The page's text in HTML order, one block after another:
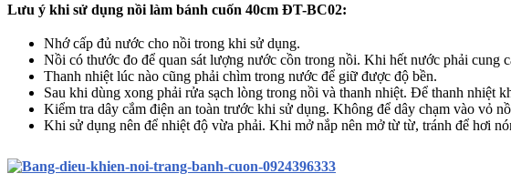
Lưu ý khi sử dụng nồi làm bánh cuốn 40cm ĐT-BC02:
Nhớ cấp đủ nước cho nồi trong khi sử dụng.
Nồi có thước đo để quan sát lượng nước cồn trong nồi. Khi hết nước phải cung
Thanh nhiệt lúc nào cũng phải chìm trong nước để giữ được độ bền.
Sau khi dùng xong phải rửa sạch lòng trong nồi và thanh nhiệt. Để thanh nhiệt
Kiểm tra dây cắm điện an toàn trước khi sử dụng. Không để dây chạm vào vỏ
Khi sử dụng nên để nhiệt độ vừa phải. Khi mở nắp nên mở từ từ, tránh để hơi